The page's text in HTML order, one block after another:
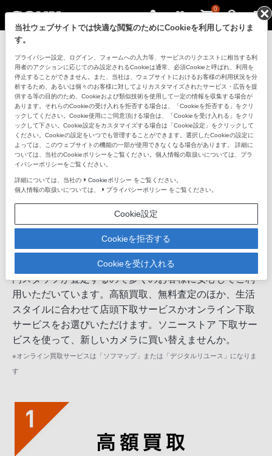
0
今すぐ下取サービス
を申し込む
ソニーストア 下取サービスとは
ソニーの直営店「ソニーストア」の下取サービスは、専
門スタッフが査定するので多くのお客様に安心してご利
用いただいています。高額買取、無料査定のほか、生活
スタイルに合わせて店頭下取サービスかオンライン下取
サービスをお選びいただけます。ソニーストア 下取サー
ビスを使って、新しいカメラに買い替えませんか。
※オンライン買取サービスは「ソフマップ」または「デジタルリユース」になりま
す
当社ウェブサイトでは快適な閲覧のためにCookieを利用しておりま
す。
プライバシー設定、ログイン、フォームへの入力等、サービスのリクエストに相当する利
用者のアクションに応じてのみ設定されるCookieは通常、必須Cookieと呼ばれ、利用を
停止することができません。また、当社は、ウェブサイトにおけるお客様の利用状況を分
析するため、あるいは個々のお客様に対してよりカスタマイズされたサービス・広告を提
供する等の目的のため、Cookieおよび類似技術を使用して一定の情報を収集する場合が
あります。それらのCookieの受け入れを拒否する場合は、「Cookieを拒否する」をクリ
ックしてください。Cookie使用にご同意頂ける場合は、「Cookieを受け入れる」をクリ
ックして下さい。Cookie設定をカスタマイズする場合は「Cookie設定」をクリックして
ください。Cookieの設定をいつでも管理することができます。選択したCookieの設定に
よっては、このウェブサイトの機能の一部が使用できなくなる場合があります。 詳細に
ついては、当社のCookieポリシーをご覧ください。個人情報の取扱いについては、プラ
イバシーポリシーをご覧ください。
詳細については、当社の Cookieポリシー をご覧ください。
個人情報の取扱いについては、
プライバシーポリシー をご覧ください。
Cookie設定
Cookieを拒否する
Cookieを受け入れる